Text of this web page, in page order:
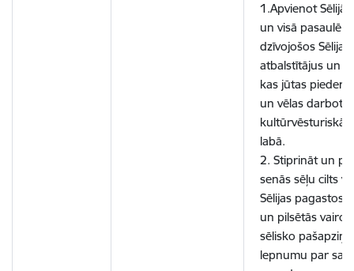
1.Apvienot Sēlijā,
un visā pasaulē
dzīvojošos Sēlijas
atbalstītājus un
kas jūtas
un vēlas
kultūrvēsturiskā
labā.
2. Stiprināt un
senās sēļu cilts
Sēlijas pagastos,
un pilsētās vairot
sēlisko
lepnumu par